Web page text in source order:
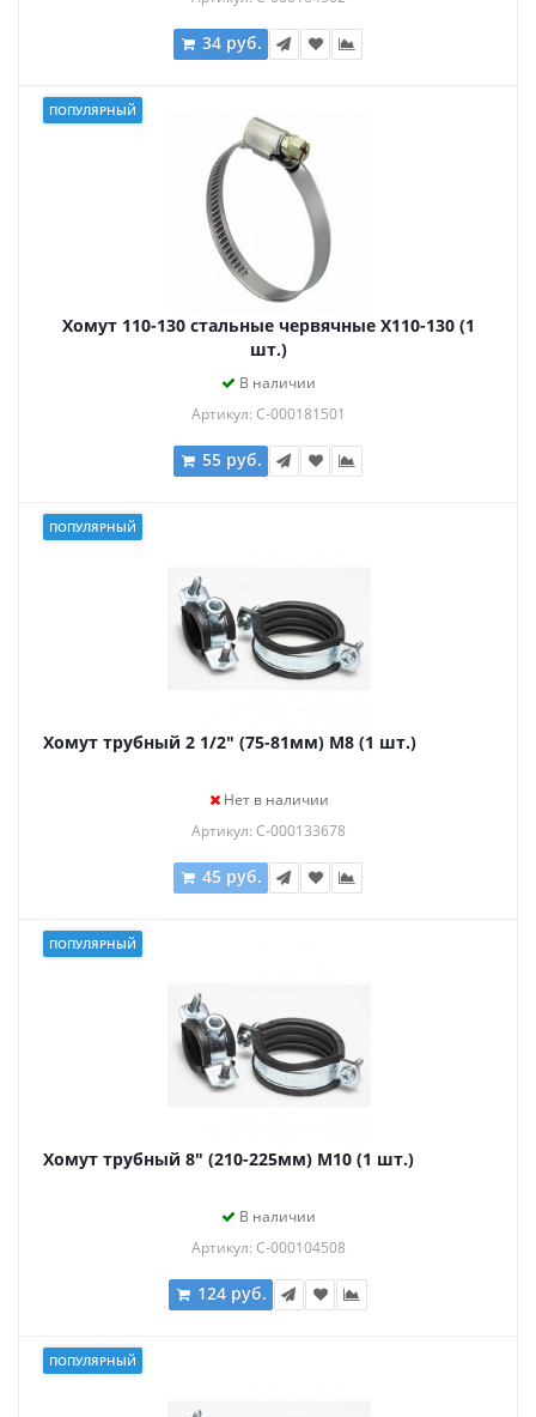
34 руб.
ПОПУЛЯРНЫЙ
Хомут 110-130 стальные червячные Х110-130 (1
шт.)
В наличии
Артикул: С-000181501
55 руб.
ПОПУЛЯРНЫЙ
Хомут трубный 2 1/2" (75-81мм) М8 (1 шт.)
Нет в наличии
Артикул: С-000133678
45 руб.
ПОПУЛЯРНЫЙ
Хомут трубный 8" (210-225мм) М10 (1 шт.)
В наличии
Артикул: С-000104508
124 руб.
ПОПУЛЯРНЫЙ